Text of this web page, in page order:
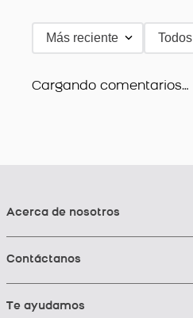
Más reciente Todos
Cargando comentarios…
Acerca de nosotros
Contáctanos
Te ayudamos